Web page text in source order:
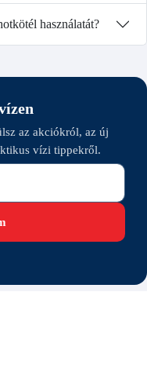
használatát?
az akciókról, az új
vízi tippekről.